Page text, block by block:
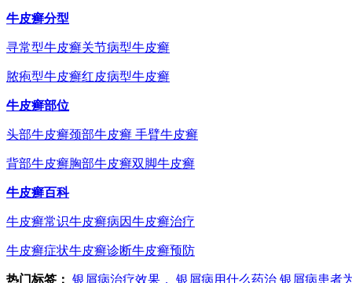
牛皮癣分型
寻常型牛皮癣关节病型牛皮癣
脓疱型牛皮癣红皮病型牛皮癣
牛皮癣部位
头部牛皮癣颈部牛皮癣 手臂牛皮癣
背部牛皮癣胸部牛皮癣双脚牛皮癣
牛皮癣百科
牛皮癣常识牛皮癣病因牛皮癣治疗
牛皮癣症状牛皮癣诊断牛皮癣预防
热门标签： 银屑病治疗效果， 银屑病用什么药治 银屑病患者